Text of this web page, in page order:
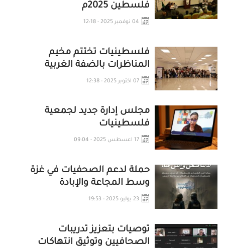
فلسطين 2025م
04 نوفمبر 2025 - 12:18
فلسطينيات تختتم مخيم
المناظرات بالضفة الغربية
07 اكتوبر 2025 - 12:38
مجلس إدارة جديد لجمعية
فلسطينيات
17 اعسطس 2025 - 09:04
حملة لدعم الصحفيات في غزة
وسط المجاعة والإبادة
23 يوليو 2025 - 19:53
توصيات بتعزيز تدريبات
الصحافيين وتوثيق انتهاكات